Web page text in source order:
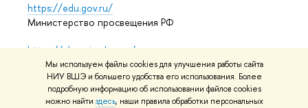
Мы используем файлы cookies для улучшения работы сайта
НИУ ВШЭ и большего удобства его использования. Более
подробную информацию об использовании файлов cookies
можно найти здесь, наши правила обработки персональных
https://edu.gov.ru/
Министерство просвещения РФ
https://elearning.hse.ru/mooc
Массовые открытые онлайн-курсы